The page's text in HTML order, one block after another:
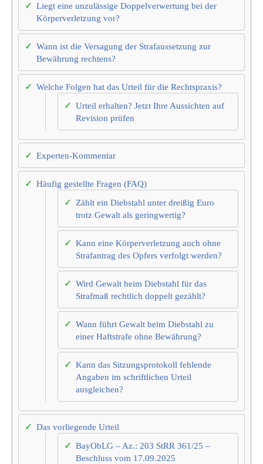
Liegt eine unzulässige Doppelverwertung bei der
Körperverletzung vor?
Wann ist die Versagung der Strafaussetzung zur
Bewährung rechtens?
Welche Folgen hat das Urteil für die Rechtspraxis?
Urteil erhalten? Jetzt Ihre Aussichten auf
Revision prüfen
Experten-Kommentar
Häufig gestellte Fragen (FAQ)
Zählt ein Diebstahl unter dreißig Euro
trotz Gewalt als geringwertig?
Kann eine Körperverletzung auch ohne
Strafantrag des Opfers verfolgt werden?
Wird Gewalt beim Diebstahl für das
Strafmaß rechtlich doppelt gezählt?
Wann führt Gewalt beim Diebstahl zu
einer Haftstrafe ohne Bewährung?
Kann das Sitzungsprotokoll fehlende
Angaben im schriftlichen Urteil
ausgleichen?
Das vorliegende Urteil
BayObLG – Az.: 203 StRR 361/25 –
Beschluss vom 17.09.2025